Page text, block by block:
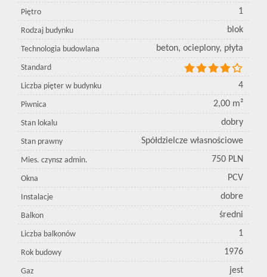
Piętro 1
Rodzaj budynku blok
Technologia budowlana beton, ocieplony, płyta
Standard
Liczba pięter w budynku 4
Piwnica 2,00 m²
Stan lokalu dobry
Stan prawny Spółdzielcze własnościowe
Mies. czynsz admin. 750 PLN
Okna PCV
Instalacje dobre
Balkon średni
Liczba balkonów 1
Rok budowy 1976
Gaz jest